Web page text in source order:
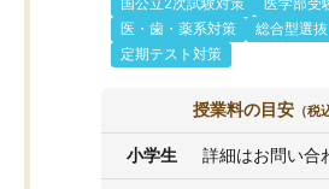
医・歯・薬系対策
総合型選
定期テスト対策
授業料の目安 （税
小学生 詳細はお問い合